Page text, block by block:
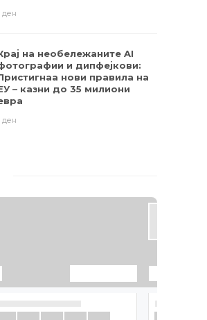
ден
на необележаните AI
и дипфејкови:
нови правила на
– казни до 35 милиони
ден